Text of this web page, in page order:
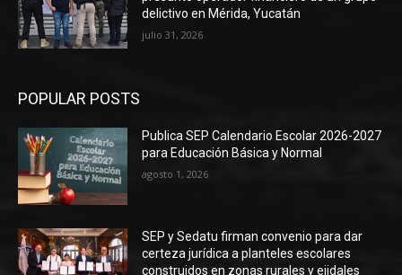
delictivo en Mérida, Yucatán
julio 31, 2026
POPULAR POSTS
Publica SEP Calendario Escolar 2026-2027
para Educación Básica y Normal
agosto 1, 2026
SEP y Sedatu firman convenio para dar
certeza jurídica a planteles escolares
construidos en zonas rurales y ejidales